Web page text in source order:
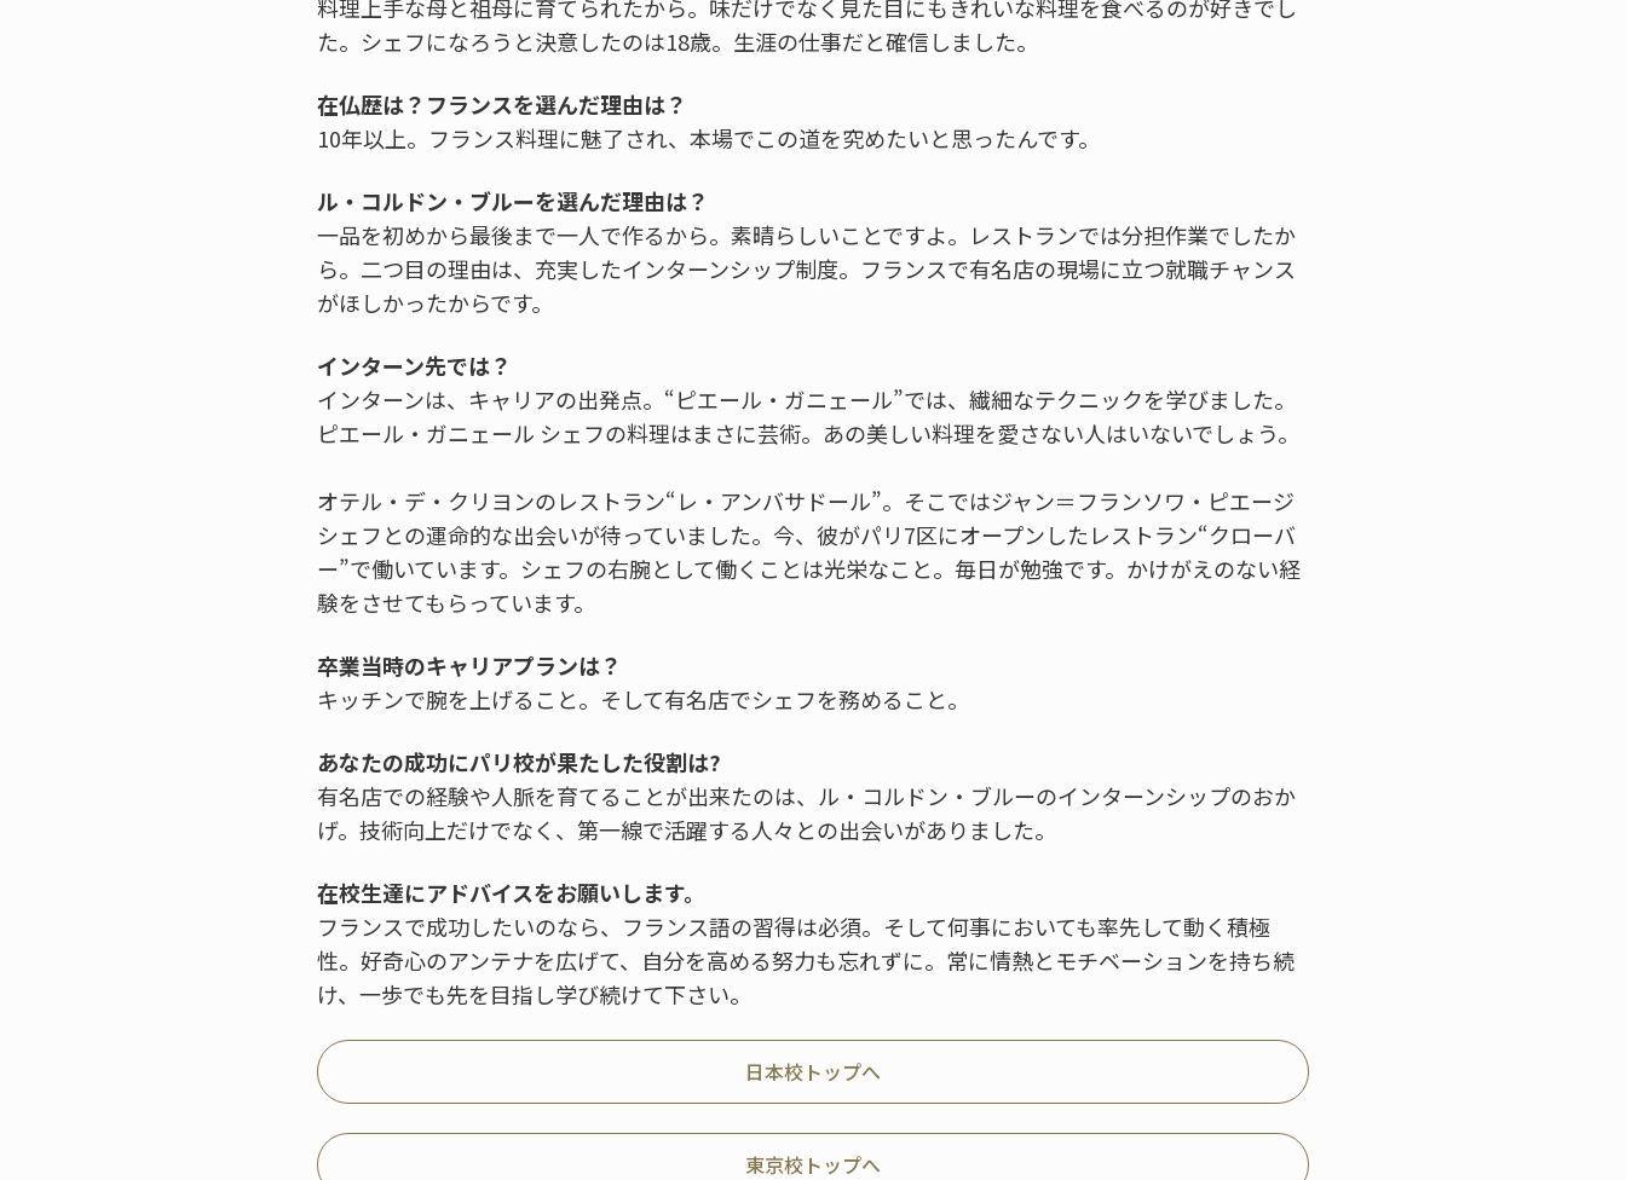
料理上手な母と祖母に育てられたから。味だけでなく見た目にもきれいな料理を食べるのが好きでし
た。シェフになろうと決意したのは18歳。生涯の仕事だと確信しました。
在仏歴は？フランスを選んだ理由は？
10年以上。フランス料理に魅了され、本場でこの道を究めたいと思ったんです。
ル・コルドン・ブルーを選んだ理由は？
一品を初めから最後まで一人で作るから。素晴らしいことですよ。レストランでは分担作業でしたか
ら。二つ目の理由は、充実したインターンシップ制度。フランスで有名店の現場に立つ就職チャンス
がほしかったからです。
インターン先では？
インターンは、キャリアの出発点。“ピエール・ガニェール”では、繊細なテクニックを学びました。
ピエール・ガニェール シェフの料理はまさに芸術。あの美しい料理を愛さない人はいないでしょう。
オテル・デ・クリヨンのレストラン“レ・アンバサドール”。そこではジャン＝フランソワ・ピエージ
シェフとの運命的な出会いが待っていました。今、彼がパリ7区にオープンしたレストラン“クローバ
ー”で働いています。シェフの右腕として働くことは光栄なこと。毎日が勉強です。かけがえのない経
験をさせてもらっています。
卒業当時のキャリアプランは？
キッチンで腕を上げること。そして有名店でシェフを務めること。
あなたの成功にパリ校が果たした役割は?
有名店での経験や人脈を育てることが出来たのは、ル・コルドン・ブルーのインターンシップのおか
げ。技術向上だけでなく、第一線で活躍する人々との出会いがありました。
在校生達にアドバイスをお願いします。
フランスで成功したいのなら、フランス語の習得は必須。そして何事においても率先して動く積極
性。好奇心のアンテナを広げて、自分を高める努力も忘れずに。常に情熱とモチベーションを持ち続
け、一歩でも先を目指し学び続けて下さい。
日本校トップへ
東京校トップへ